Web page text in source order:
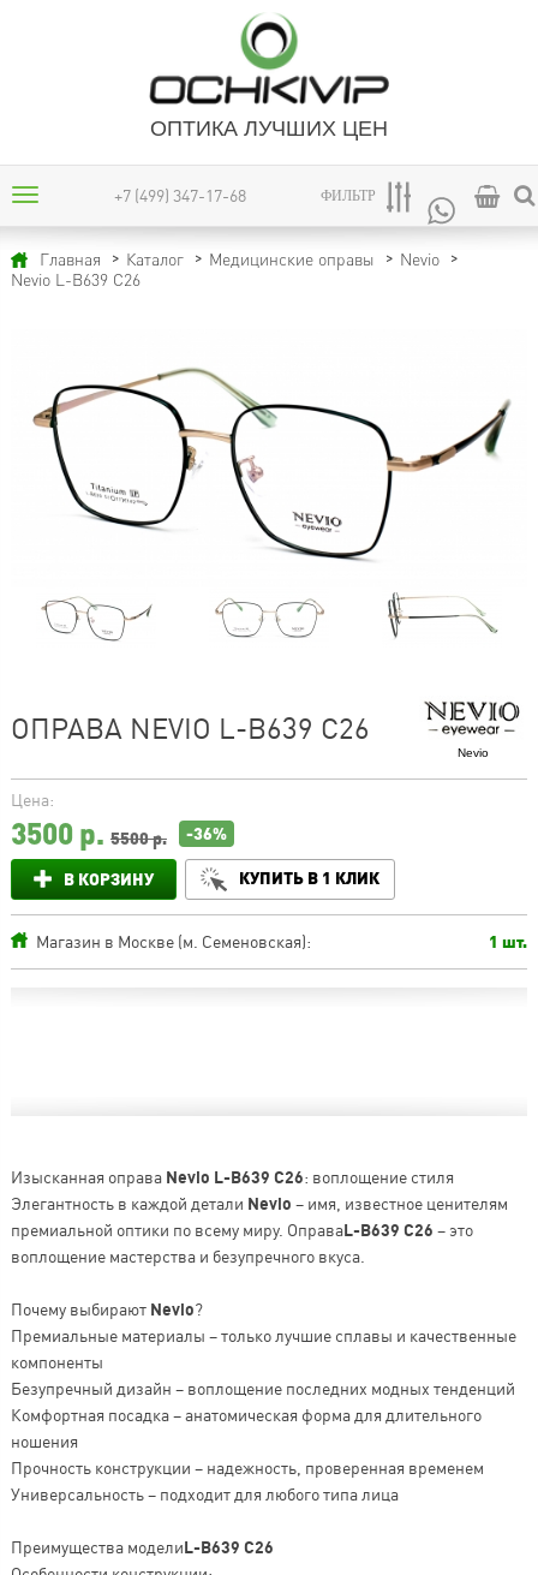
ОПТИКА ЛУЧШИХ ЦЕН
+7 (499) 347-17-68 ФИЛЬТР
Главная Каталог Медицинские оправы
Nevio
Nevio L-B639 C26
Nevio
ОПРАВА NEVIO L-B639 C26
Цена:
3500р. 5500 р. -36%
В КОРЗИНУ КУПИТЬ В 1 КЛИК
Магазин в Москве (м. Семеновская): 1 шт.
Изысканная оправа Nevio L-B639 C26: воплощение стиля
Элегантность в каждой детали Nevio – имя, известное ценителям
премиальной оптики по всему миру. ОправаL-B639 C26 – это
воплощение мастерства и безупречного вкуса.
Почему выбирают Nevio?
Премиальные материалы – только лучшие сплавы и качественные
компоненты
Безупречный дизайн – воплощение последних модных тенденций
Комфортная посадка – анатомическая форма для длительного
ношения
Прочность конструкции – надежность, проверенная временем
Универсальность – подходит для любого типа лица
Преимущества моделиL-B639 C26